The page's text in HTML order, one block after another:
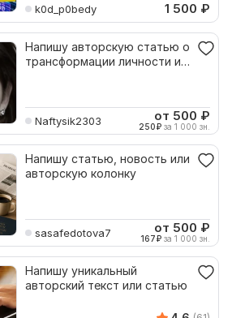
k0d_p0bedy 1 500 ₽
Напишу авторскую статью о
трансформации личности и
Naftysik2303 от 500 ₽
250₽ за 1 000 зн.
Напишу статью, новость или
авторскую колонку
sasafedotova7 от 500 ₽
167₽ за 1 000 зн.
Напишу уникальный
авторский текст или статью